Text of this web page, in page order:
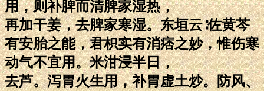
用，则补脾而清脾家湿热，
再加干姜，去脾家寒湿。东垣云∶佐黄芩
有安胎之能，君枳实有消痞之妙，惟伤寒
动气不宜用。米泔浸半日，
去芦。泻胃火生用，补胃虚土炒。防风、